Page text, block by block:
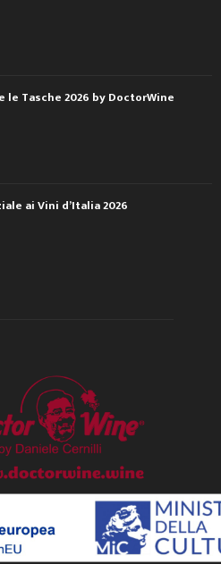
Tasche 2026 by DoctorWine
ai Vini d’Italia 2026